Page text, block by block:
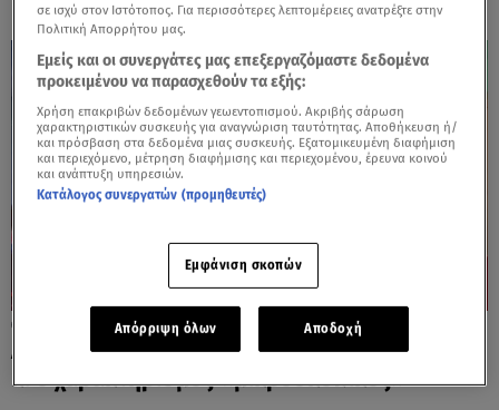
Αντίνοος Αλμπάνης: Τα σχόλια στον δρόμο
κι ο χαρακτηρισμός «μικροσκοπικός»
σε ισχύ στον Ιστότοπος. Για περισσότερες λεπτομέρειες ανατρέξτε στην
Πολιτική Απορρήτου μας.
Εμείς και οι συνεργάτες μας επεξεργαζόμαστε δεδομένα
προκειμένου να παρασχεθούν τα εξής:
Χρήση επακριβών δεδομένων γεωεντοπισμού. Ακριβής σάρωση
χαρακτηριστικών συσκευής για αναγνώριση ταυτότητας. Αποθήκευση ή/
και πρόσβαση στα δεδομένα μιας συσκευής. Εξατομικευμένη διαφήμιση
και περιεχόμενο, μέτρηση διαφήμισης και περιεχομένου, έρευνα κοινού
και ανάπτυξη υπηρεσιών.
Κατάλογος συνεργατών (προμηθευτές)
Εμφάνιση σκοπών
Απόρριψη όλων Αποδοχή